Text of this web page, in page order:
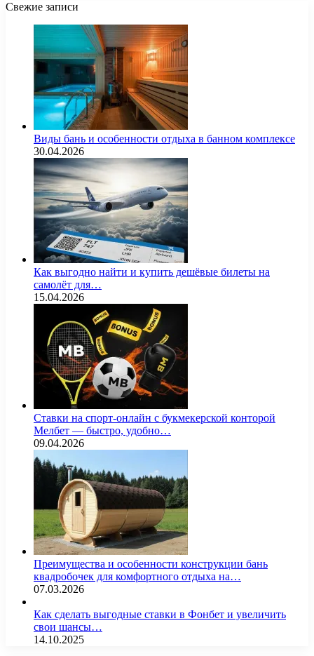
Свежие записи
Виды бань и особенности отдыха в банном комплексе
30.04.2026
Как выгодно найти и купить дешёвые билеты на
самолёт для…
15.04.2026
Ставки на спорт-онлайн с букмекерской конторой
Мелбет — быстро, удобно…
09.04.2026
Преимущества и особенности конструкции бань
квадробочек для комфортного отдыха на…
07.03.2026
Как сделать выгодные ставки в Фонбет и увеличить
свои шансы…
14.10.2025